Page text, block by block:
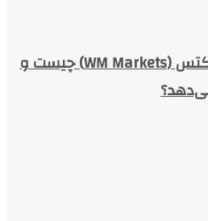
بروکر دبلیو ام مارکتس (WM Markets) چیست و